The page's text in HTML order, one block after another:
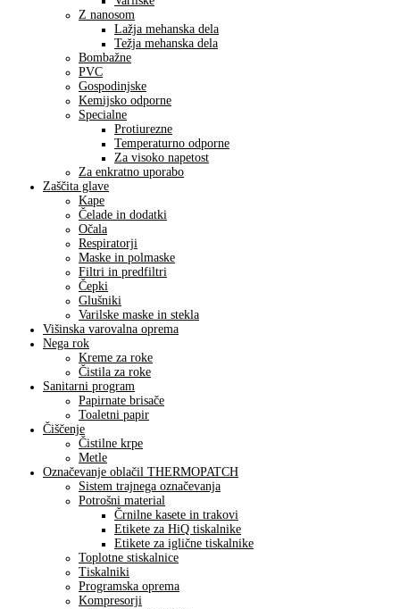
Z nanosom
Lažja mehanska dela
Težja mehanska dela
Bombažne
PVC
Gospodinjske
Kemijsko odporne
Specialne
Protiurezne
Temperaturno odporne
Za visoko napetost
Za enkratno uporabo
Zaščita glave
Kape
Čelade in dodatki
Očala
Respiratorji
Maske in polmaske
Filtri in predfiltri
Čepki
Glušniki
Varilske maske in stekla
Višinska varovalna oprema
Nega rok
Kreme za roke
Čistila za roke
Sanitarni program
Papirnate brisače
Toaletni papir
Čiščenje
Čistilne krpe
Metle
Označevanje oblačil THERMOPATCH
Sistem trajnega označevanja
Potrošni material
Črnilne kasete in trakovi
Etikete za HiQ tiskalnike
Etikete za iglične tiskalnike
Toplotne stiskalnice
Tiskalniki
Programska oprema
Kompresorji